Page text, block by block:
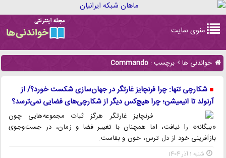
navigation
منوی سایت
خواندنی ها برچسب : Commando
شکارچی تنها: چرا فرنچایز غارتگر در جهان‌سازی شکست خورد؟/ از
آرنولد تا انیمیشن؛ چرا هیچ‌کس دیگر از شکارچی‌های فضایی نمی‌ترسد؟
فرنچایز غارتگر هرگز ثبات مجموعه‌هایی چون
«بیگانه» را نیافت، اما همچنان با تغییر فضا و زمان، در جست‌وجوی
بازآفرینی خود از دل ترس، خون و بقاست.
شنبه 1 آذر 1404